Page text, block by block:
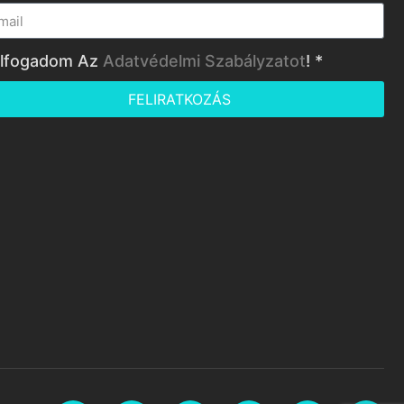
Az Adatvédelmi Szabályzatot! *
FELIRATKOZÁS